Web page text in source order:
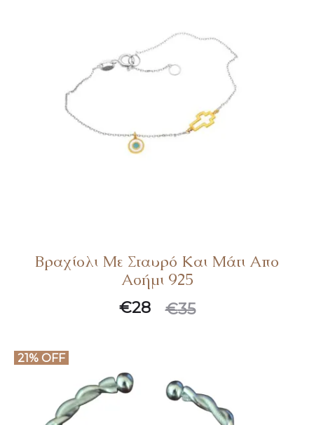
Βραχίολι Με Σταυρό Και Μάτι Απο
Ασήμι 925
€35
Original
€35.
€28
Η
είναι:
€28.
21% OFF